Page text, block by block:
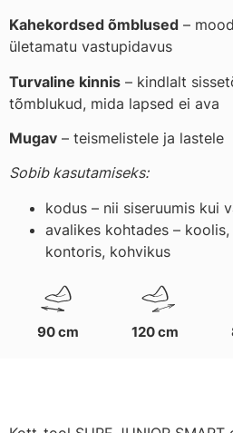
Kahekordsed õmblused –
ületamatu vastupidavus
Turvaline kinnis – kindlalt
tõmblukud, mida lapsed ei ava
Mugav – teismelistele ja lastele
Sobib kasutamiseks:
kodus – nii siseruumis kui
avalikes kohtades –
kontoris, kohvikus
90 cm 120 cm